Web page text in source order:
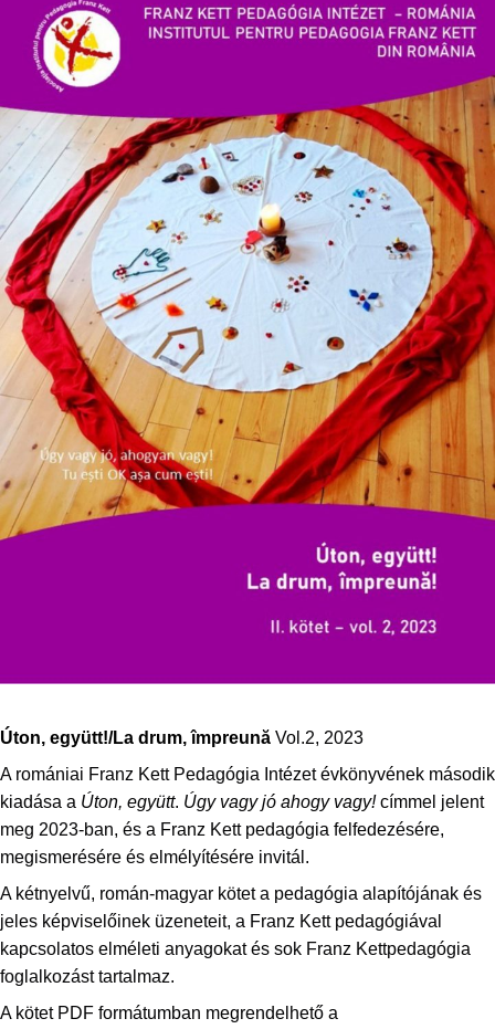
Úton, együtt!/La drum, împreună Vol.2, 2023
A romániai Franz Kett Pedagógia Intézet évkönyvének második
kiadása a Úton, együtt. Úgy vagy jó ahogy vagy!címmel jelent
meg 2023-ban, és a Franz Kett pedagógia felfedezésére,
megismerésére és elmélyítésére invitál.
A kétnyelvű, román-magyar kötet a pedagógia alapítójának és
jeles képviselőinek üzeneteit, a Franz Kett pedagógiával
kapcsolatos elméleti anyagokat és sok Franz Kettpedagógia
foglalkozást tartalmaz.
A kötet PDF formátumban megrendelhető a